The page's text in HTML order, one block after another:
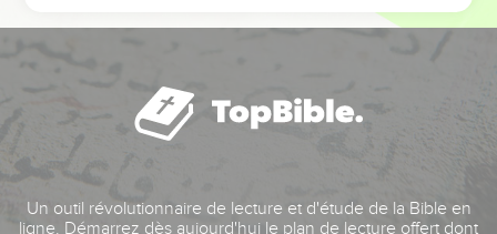
Un outil révolutionnaire de lecture et d'étude de la Bible en
ligne. Démarrez dès aujourd'hui le plan de lecture offert dont